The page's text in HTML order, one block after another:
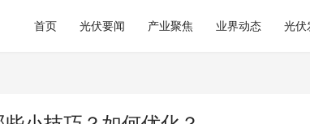
首页 光伏要闻 产业聚焦 业界动态 光伏